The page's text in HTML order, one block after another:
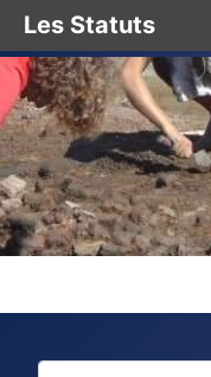
Les Statuts